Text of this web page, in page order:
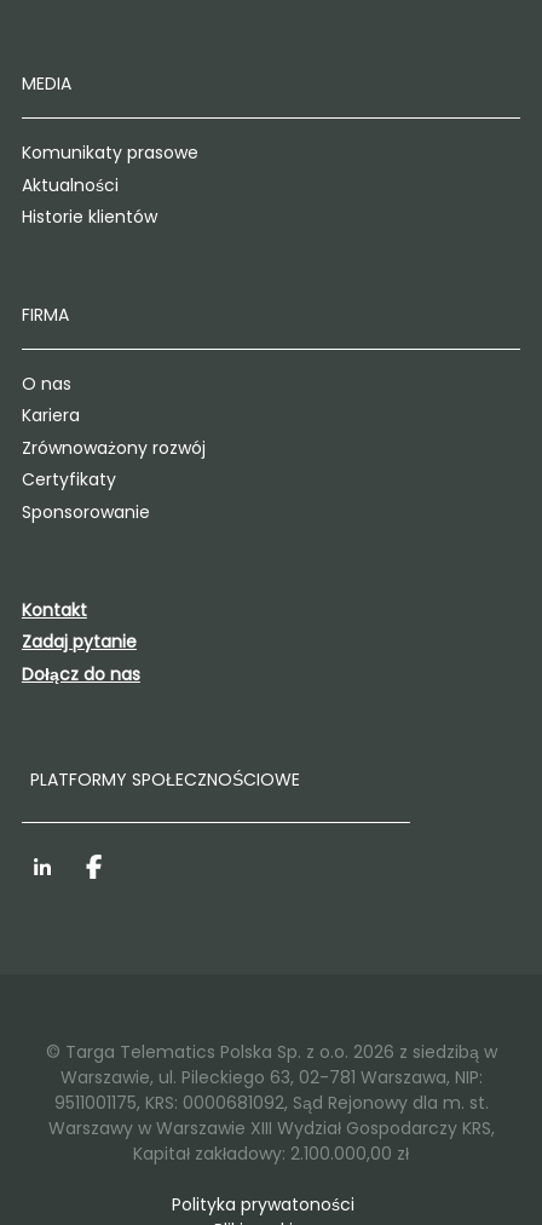
MEDIA
Komunikaty prasowe
Aktualności
Historie klientów
FIRMA
O nas
Kariera
Zrównoważony rozwój
Certyfikaty
Sponsorowanie
Kontakt
Zadaj pytanie
Dołącz do nas
PLATFORMY SPOŁECZNOŚCIOWE
LinkedInFacebook
© Targa Telematics Polska Sp. z o.o. 2026 z siedzibą w
Warszawie, ul. Pileckiego 63, 02-781 Warszawa, NIP:
9511001175, KRS: 0000681092, Sąd Rejonowy dla m. st.
Warszawy w Warszawie XIII Wydział Gospodarczy KRS,
Kapitał zakładowy: 2.100.000,00 zł
Polityka prywatoności